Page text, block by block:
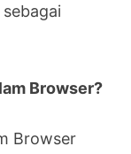
Browser?
Browser